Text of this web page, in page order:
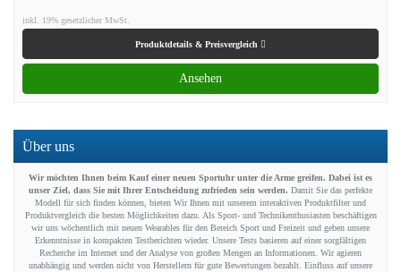
inkl. 19% gesetzlicher MwSt.
Produktdetails & Preisvergleich
Ansehen
Über uns
Wir möchten Ihnen beim Kauf einer neuen Sportuhr unter die Arme greifen. Dabei ist es
unser Ziel, dass Sie mit Ihrer Entscheidung zufrieden sein werden. Damit Sie das perfekte
Modell für sich finden können, bieten Wir Ihnen mit unserem interaktiven Produktfilter und
Produktvergleich die besten Möglichkeiten dazu. Als Sport- und Technikenthusiasten beschäftigen
wir uns wöchentlich mit neuen Wearables für den Bereich Sport und Freizeit und geben unsere
Erkenntnisse in kompakten Testberichten wieder. Unsere Tests basieren auf einer sorgfältigen
Recherche im Internet und der Analyse von großen Mengen an Informationen. Wir agieren
unabhängig und werden nicht von Herstellern für gute Bewertungen bezahlt. Einfluss auf unsere